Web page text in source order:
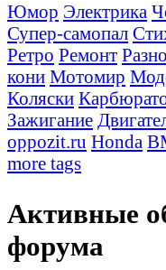
Юмор Электрика
Супер-самопал
Ретро Ремонт
кони Мотомир
Коляски
Зажигание
oppozit.ru Honda
more tags
Активные
форума